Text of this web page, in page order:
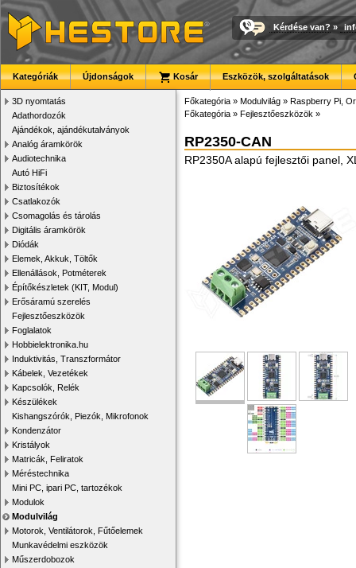
Kérdése van? »
Kategóriák Újdonságok Kosár Eszközök, szolgáltatások
3D nyomtatás
Adathordozók
Ajándékok, ajándékutalványok
Analóg áramkörök
Audiotechnika
Autó HiFi
Biztosítékok
Csatlakozók
Csomagolás és tárolás
Digitális áramkörök
Diódák
Elemek, Akkuk, Töltők
Ellenállások, Potméterek
Építőkészletek (KIT, Modul)
Erősáramú szerelés
Fejlesztőeszközök
Foglalatok
Hobbielektronika.hu
Induktivitás, Transzformátor
Kábelek, Vezetékek
Kapcsolók, Relék
Készülékek
Kishangszórók, Piezók, Mikrofonok
Kondenzátor
Kristályok
Matricák, Feliratok
Méréstechnika
Mini PC, ipari PC, tartozékok
Modulok
Modulvilág
Motorok, Ventilátorok, Fűtőelemek
Munkavédelmi eszközök
Műszerdobozok
Főkategória » Modulvilág » Raspberry Pi,
Főkategória » Fejlesztőeszközök »
RP2350-CAN
RP2350A alapú fejlesztői panel,